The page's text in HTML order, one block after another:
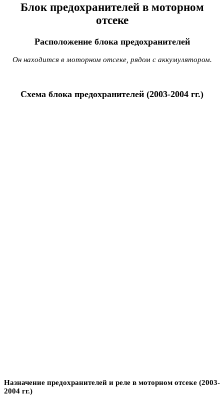
Блок предохранителей в моторном
отсеке
Расположение блока предохранителей
Он находится в моторном отсеке, рядом с аккумулятором.
Схема блока предохранителей (2003-2004 гг.)
Назначение предохранителей и реле в моторном отсеке (2003-
2004 гг.)